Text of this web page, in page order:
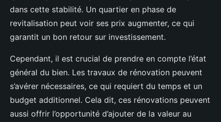
dans cette stabilité. Un quartier en phase de
revitalisation peut voir ses prix augmenter, ce qui
garantit un bon retour sur investissement.
Cependant, il est crucial de prendre en compte l’état
général du bien. Les travaux de rénovation peuvent
s’avérer nécessaires, ce qui requiert du temps et un
budget additionnel. Cela dit, ces rénovations peuvent
aussi offrir l’opportunité d’ajouter de la valeur au